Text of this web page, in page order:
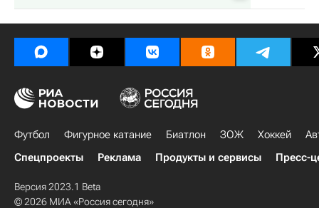
Футбол Фигурное катание Биатлон ЗОЖ Хоккей
Спецпроекты
Реклама Продукты и сервисы Пресс-
Версия 2023.1 Beta
© 2026 МИА «Россия сегодня»